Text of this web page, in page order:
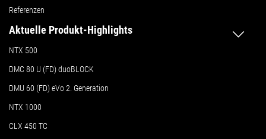
Referenzen
Aktuelle Produkt-Highlights
NTX 500
DMC 80 U (FD) duoBLOCK
DMU 60 (FD) eVo 2. Generation
NTX 1000
CLX 450 TC